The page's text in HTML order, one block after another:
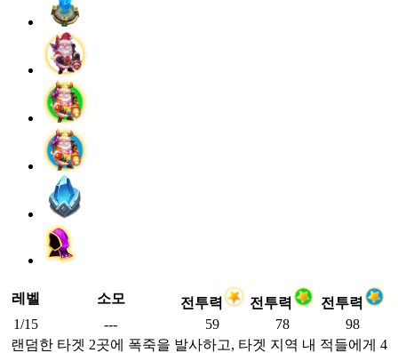
레벨 소모 전투력 전투력
전투력
1/15
--- 59 78
98
랜덤한 타겟 2곳에 폭죽을 발사하고, 타겟 지역 내 적들에게 4